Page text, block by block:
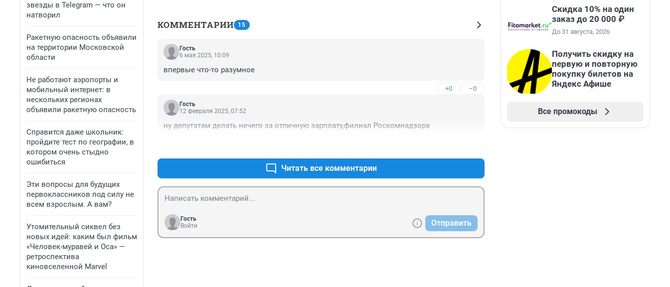
звезды в Telegram — что он
натворил
Ракетную опасность объявили
на территории Московской
области
Не работают аэропорты и
мобильный интернет: в
нескольких регионах
объявили ракетную опасность
Справится даже школьник:
пройдите тест по географии, в
котором очень стыдно
ошибиться
Эти вопросы для будущих
первоклассников под силу не
всем взрослым. А вам?
Утомительный сиквел без
новых идей: каким был фильм
«Человек-муравей и Оса» —
ретроспектива
киновселенной Marvel
КОММЕНТАРИИ 15
Гость
6 мая 2025, 10:09
впервые что-то разумное
+0 –0
Гость
12 февраля 2025, 07:52
ну депутатам делать нечего за отличную зарплату,филиал Роскомнадзора
Читать все комментарии
Гость
Войти
Отправить
Скидка 10% на один
заказ до 20 000 ₽
До 31 августа, 2026
Получить скидку на
первую и повторную
покупку билетов на
Яндекс Афише
Все промокоды